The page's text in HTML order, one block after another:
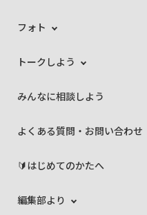
フォト
トークしよう
みんなに相談しよう
よくある質問・お問い合わせ
🔰はじめてのかたへ
編集部より